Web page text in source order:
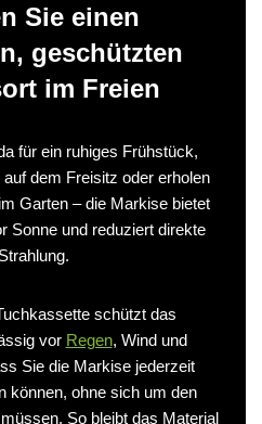
Sie einen
geschützten
im Freien
für ein ruhiges Frühstück,
dem Freisitz oder erholen
Garten – die Markise bietet
Sonne und reduziert direkte
schützt das
vor Regen, Wind und
Sie die Markise jederzeit
können, ohne sich um den
So bleibt das Material